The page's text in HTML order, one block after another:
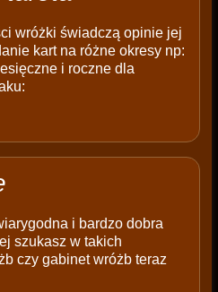
wróżki świadczą opinie jej
kart na różne okresy np:
i roczne dla
i bardzo dobra
szukasz w takich
czy gabinet wróżb teraz